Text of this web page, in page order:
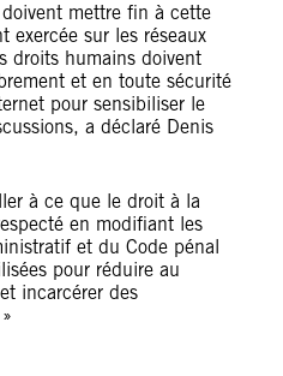
mettre fin à cette
exercée sur les réseaux
droits humains doivent
et en toute sécurité
pour sensibiliser le
a déclaré Denis
à ce que le droit à la
en modifiant les
et du Code pénal
pour réduire au
incarcérer des